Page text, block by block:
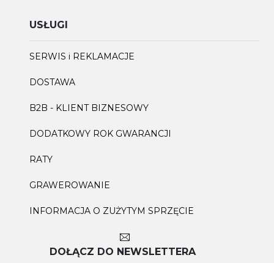
USŁUGI
SERWIS i REKLAMACJE
DOSTAWA
B2B - KLIENT BIZNESOWY
DODATKOWY ROK GWARANCJI
RATY
GRAWEROWANIE
INFORMACJA O ZUŻYTYM SPRZĘCIE
DOŁĄCZ DO NEWSLETTERA